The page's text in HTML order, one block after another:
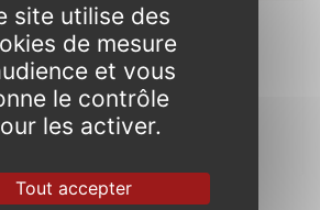
Motocross
septembre
site utilise des
de mesure
et vous
le contrôle
les activer.
Tout accepter